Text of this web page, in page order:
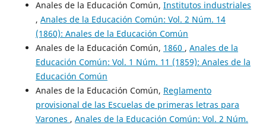
Anales de la Educación Común, Institutos industriales
, Anales de la Educación Común: Vol. 2 Núm. 14
(1860): Anales de la Educación Común
Anales de la Educación Común, 1860 , Anales de la
Educación Común: Vol. 1 Núm. 11 (1859): Anales de la
Educación Común
Anales de la Educación Común, Reglamento
provisional de las Escuelas de primeras letras para
Varones , Anales de la Educación Común: Vol. 2 Núm.